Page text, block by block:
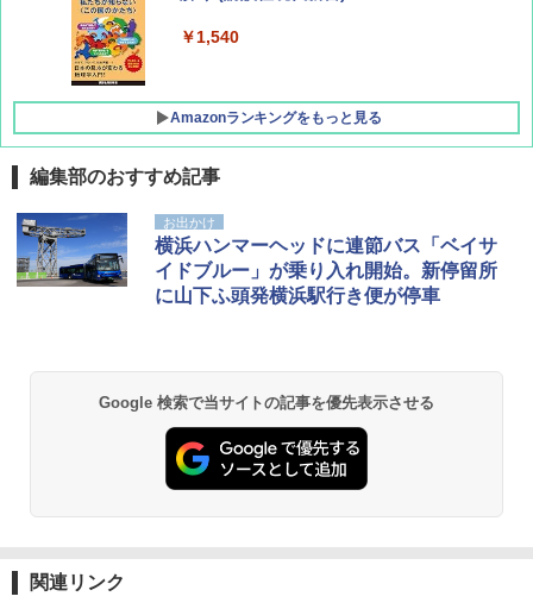
￥1,500
￥1,540
Amazonランキングをもっと見る
[キャンパーズコレクション 山善] ポップアッ
プテント 傘みたいに広げて畳める パッとサ
ッとサンシェード キューブ フルクローズ メ
ッシュ 簡単設置 ワンタッチテント キャンプ
&ハイキング カーキ PATC-150(KH)
PYKES PEAK (パイクスピーク) 着替えテン
ト プライバシー テント 【中が透けない】 1
人用 折りたたみ 防災グッズ 災害用トイレ ビ
ーチ ピクニック ポップアップテント 携帯 簡
易 トイレテント (オリーブ)
GRANDOOR ステンレス保冷剤 2個セット 2
026リニューアル 急速冷凍 空間倍増 衛生的
コンパクト 保冷力長持ち
￥2,980
ポインターライト 強力 小型 緑色/赤色/青紫色
可能 安全ロック付き 高安全性 金属製耐久 コ
ンパクト多機能設計 持ち運び便利 アウトド
ア/オフィス/教育現場/展示会用 緑
￥1,180
編集部のおすすめ記事
お出かけ
横浜ハンマーヘッドに連節バス「ベイサ
イドブルー」が乗り入れ開始。新停留所
に山下ふ頭発横浜駅行き便が停車
Google 検索で当サイトの記事を優先表示させる
関連リンク